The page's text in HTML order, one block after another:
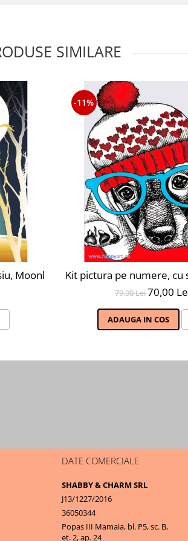
SIMILARE
avansat, MG2206
Moonlight forest, 40X50 cm, 30
-11%
Kit pictura pe numere, cu
79,00 Lei70,00
ADAUGA IN COS
DATE COMERCIALE
SHABBY & CHARM SRL
J13/1227/2016
36050344
Popas III Mamaia, bl. P5, sc. B,
et. 2, ap. 24